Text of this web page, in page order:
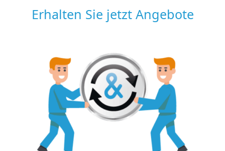
Erhalten Sie jetzt Angebote